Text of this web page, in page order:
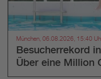
München, 06.08.2026, 15:40
Besucherrekord
Über eine Million